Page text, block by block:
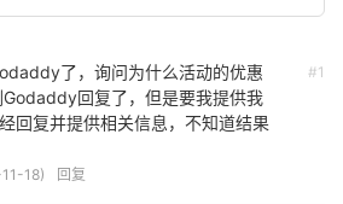
#1
了，询问为什么活动的优惠
回复了，但是要我提供我
回复并提供相关信息，不知道结果
18) 回复